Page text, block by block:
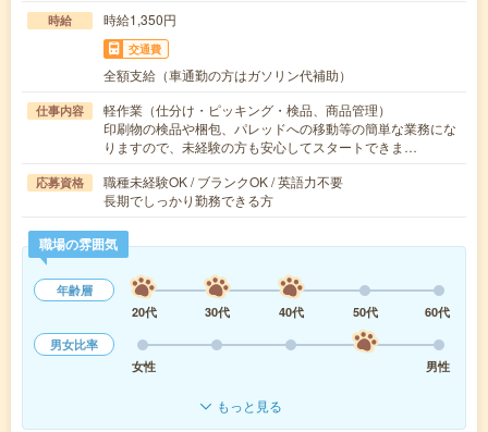
時給 時給1,350円
交通費
全額支給（車通勤の方はガソリン代補助）
仕事内容
軽作業（仕分け・ピッキング・検品、商品管理）
印刷物の検品や梱包、パレッドへの移動等の簡単な業務にな
りますので、未経験の方も安心してスタートできま…
応募資格
職種未経験OK / ブランクOK / 英語力不要
長期でしっかり勤務できる方
職場の雰囲気
年齢層
20代
30代 40代 50代
60代
男女比率
女性
男性
もっと見る